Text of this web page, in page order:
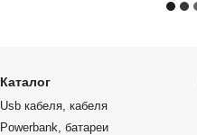
Каталог
Usb кабеля, кабеля
Powerbank, батареи